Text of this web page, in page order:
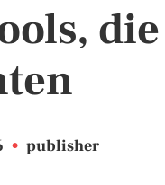
• publisher